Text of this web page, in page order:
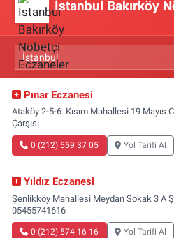
İstanbul Bakırköy
Pınar Eczanesi
Ataköy 2-5-6. Kısım Mahallesi 19 Mayıs
Çarşısı
0 (212) 559 37 05 Yol Tarifi Al
Yıldız Eczanesi
Şenlikköy Mahallesi Meydan Sokak 3 A
05455741616
0 (212) 574 16 16 Yol Tarifi Al